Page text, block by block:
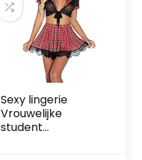
Sexy lingerie
Vrouwelijke
student